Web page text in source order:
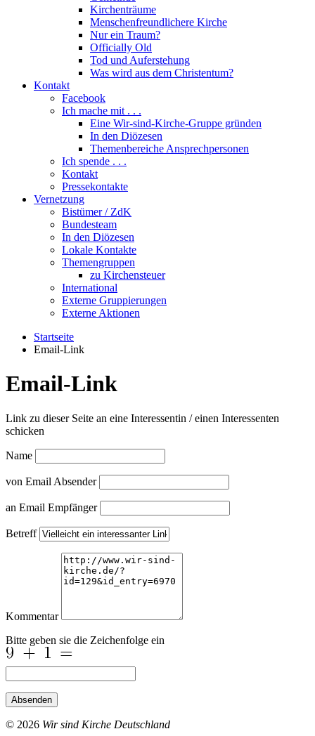
Kirchenträume
Menschenfreundlichere Kirche
Nur ein Traum?
Officially Old
Tod und Auferstehung
Was wird aus dem Christentum?
Kontakt
Facebook
Ich mache mit . . .
Eine Wir-sind-Kirche-Gruppe gründen
In den Diözesen
Themenbereiche Ansprechpersonen
Ich spende . . .
Kontakt
Pressekontakte
Vernetzung
Bistümer / ZdK
Bundesteam
In den Diözesen
Lokale Kontakte
Themengruppen
zu Kirchensteuer
International
Externe Gruppierungen
Externe Aktionen
Startseite
Email-Link
Email-Link
Link zu dieser Seite an eine Interessentin / einen Interessenten
schicken
Name
von Email Absender
an Email Empfänger
Betreff
Kommentar
Bitte geben sie die Zeichenfolge ein
Absenden
© 2026 Wir sind Kirche Deutschland